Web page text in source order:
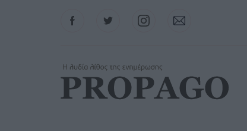
FacebookTwitter InstagramContact